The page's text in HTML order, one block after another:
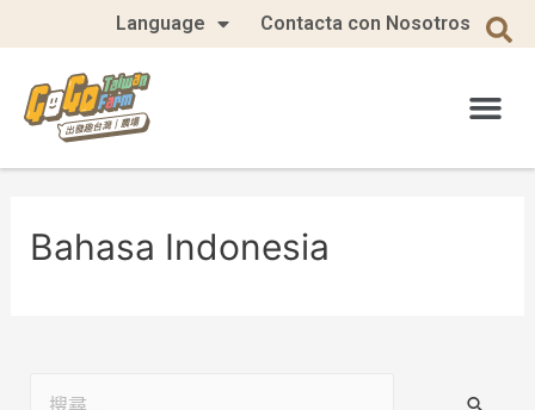
Language Contacta con Nosotros
Bahasa Indonesia